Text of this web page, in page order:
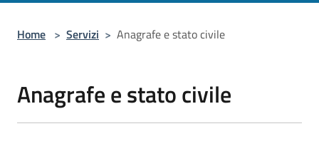
Home > Servizi > Anagrafe e stato civile
Anagrafe e stato civile